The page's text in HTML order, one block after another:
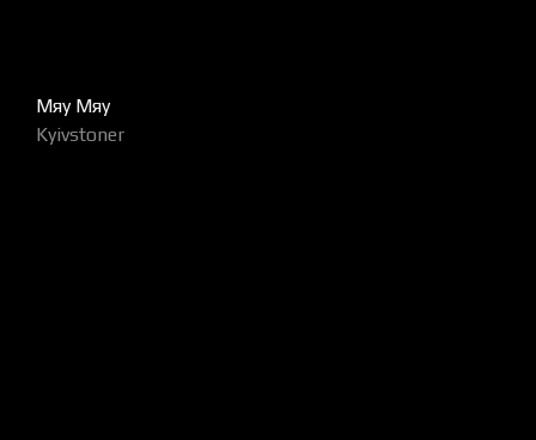
Мяу Мяу
Kyivstoner